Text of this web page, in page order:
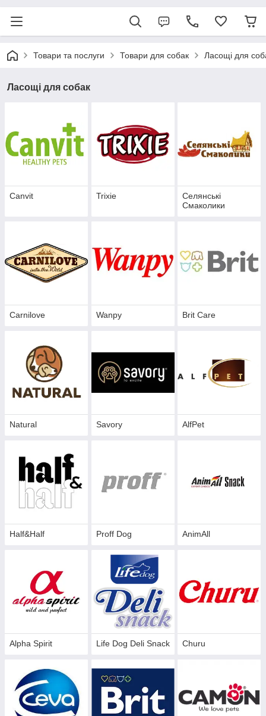
Товари та послуги Товари для собак Ласощі для
Ласощі для собак
Canvit Trixie
Селянські
Смаколики
Carnilove Wanpy Brit Care
Natural Savory AlfPet
Half&Half Proff Dog AnimAll
Alpha Spirit Life Dog Deli Snack Churu